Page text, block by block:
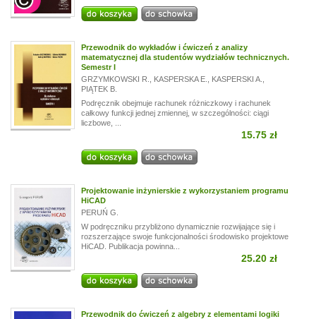
Przewodnik do wykładów i ćwiczeń z analizy
matematycznej dla studentów wydziałów technicznych.
Semestr I
GRZYMKOWSKI R.
KASPERSKA E. KASPERSKI A.
PIĄTEK B.
Podręcznik obejmuje rachunek różniczkowy i rachunek
całkowy funkcji jednej zmiennej, w szczególności: ciągi
liczbowe, ...
15.75 zł
Projektowanie inżynierskie z wykorzystaniem programu
HiCAD
PERUŃ G.
W podręczniku przybliżono dynamicznie rozwijające się i
rozszerzające swoje funkcjonalności środowisko projektowe
HiCAD. Publikacja powinna...
25.20 zł
Przewodnik do ćwiczeń z algebry z elementami logiki